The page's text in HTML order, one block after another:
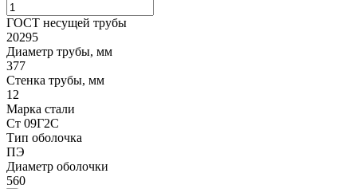
ГОСТ несущей трубы
20295
Диаметр трубы, мм
377
Стенка трубы, мм
12
Марка стали
Ст 09Г2С
Тип оболочка
ПЭ
Диаметр оболочки
560